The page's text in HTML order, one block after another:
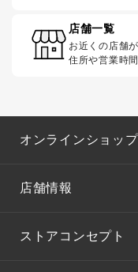
店舗一覧
お近くの店舗
住所や営業時
オンラインショップ
店舗情報
ストアコンセプト